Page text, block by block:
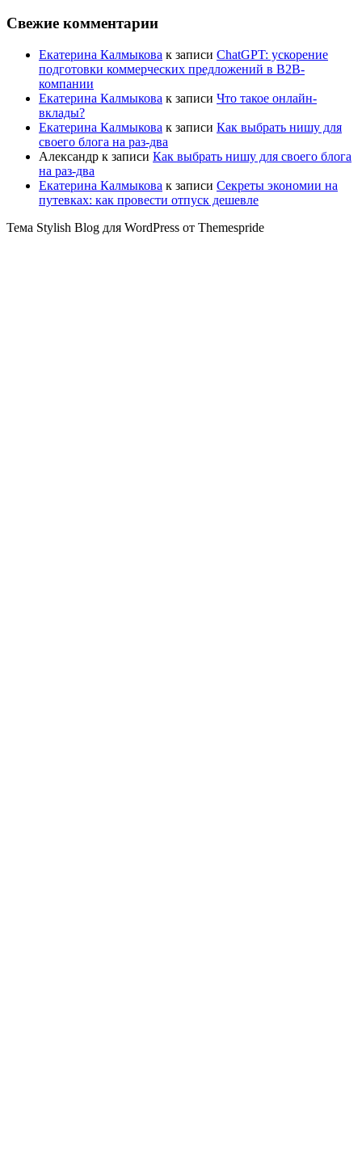
Свежие комментарии
Екатерина Калмыкова к записи ChatGPT: ускорение
подготовки коммерческих предложений в B2B-
компании
Екатерина Калмыкова к записи Что такое онлайн-
вклады?
Екатерина Калмыкова к записи Как выбрать нишу для
своего блога на раз-два
Александр к записи Как выбрать нишу для своего блога
на раз-два
Екатерина Калмыкова к записи Секреты экономии на
путевках: как провести отпуск дешевле
Тема Stylish Blog для WordPress от Themespride